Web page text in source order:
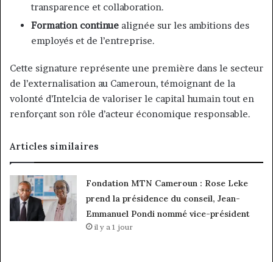
transparence et collaboration.
Formation continue alignée sur les ambitions des
employés et de l’entreprise.
Cette signature représente une première dans le secteur
de l’externalisation au Cameroun, témoignant de la
volonté d’Intelcia de valoriser le capital humain tout en
renforçant son rôle d’acteur économique responsable.
Articles similaires
Fondation MTN Cameroun : Rose Leke
prend la présidence du conseil, Jean-
Emmanuel Pondi nommé vice-président
il y a 1 jour